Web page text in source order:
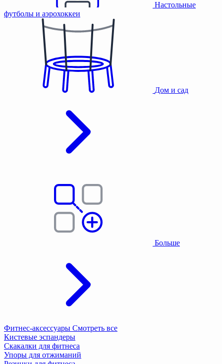
Настольные
футболы и аэрохоккеи
Дом и сад
Больше
Фитнес-аксессуары Смотреть все
Кистевые эспандеры
Скакалки для фитнеса
Упоры для отжиманий